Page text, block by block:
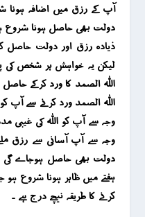
آپ کے رزق میں اضافہ
دولت بھی حاصل ہونا شروع
ذیادہ رزق اور دولت حاصل
لیکن یہ خواہش ہر شخص کی
اللہ الصمد کا ورد کرکے
اللہ الصمد ورد کرنے سے
وجہ سے آپ کو اللہ کی غیبی
وجہ سے آپ آسانی سے رزق
دولت بھی حاصل ہوجاے گی
ہفتے میں ظاہر ہونا شروع ہو
کرنے کا طریقہ نیچے درج ہے ۔